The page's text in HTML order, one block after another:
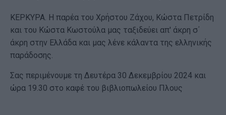
ΚΕΡΚΥΡΑ. Η παρέα του Χρήστου Ζάχου, Κώστα Πετρίδη
και του Κώστα Κωστούλα μας ταξιδεύει απ' άκρη σ΄
άκρη στην Ελλάδα και μας λένε κάλαντα της ελληνικής
παράδοσης.
Σας περιμένουμε τη Δευτέρα 30 Δεκεμβρίου 2024 και
ώρα 19.30 στο καφέ του βιβλιοπωλείου Πλους